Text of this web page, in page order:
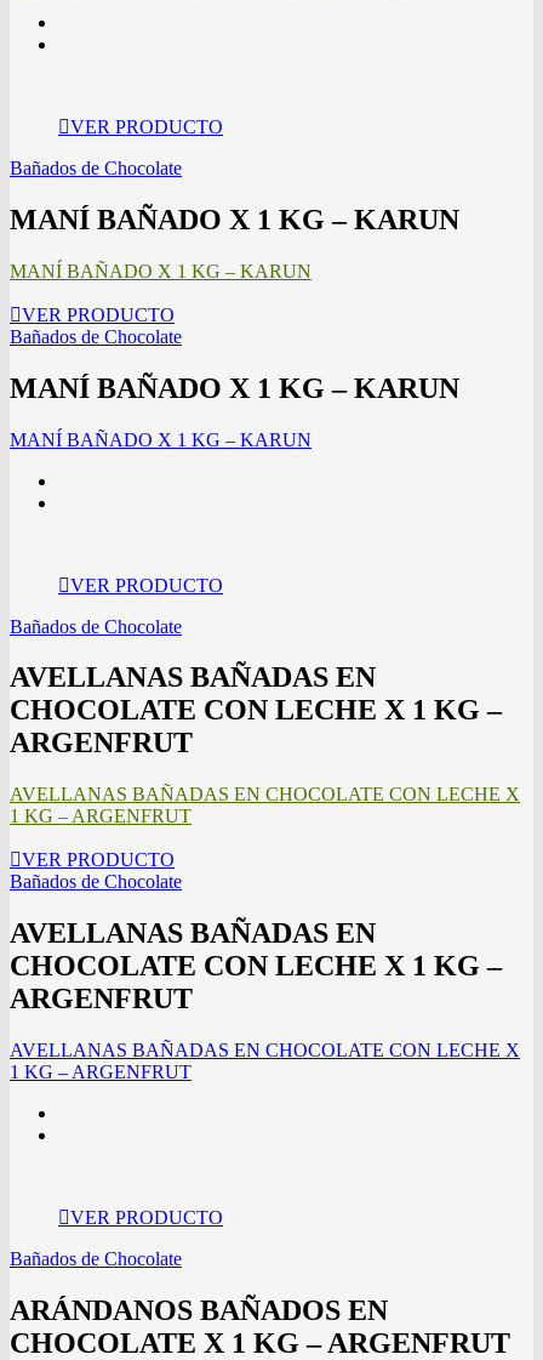
VER PRODUCTO
Bañados de Chocolate
MANÍ BAÑADO X 1 KG – KARUN
MANÍ BAÑADO X 1 KG – KARUN
VER PRODUCTO
Bañados de Chocolate
MANÍ BAÑADO X 1 KG – KARUN
MANÍ BAÑADO X 1 KG – KARUN
VER PRODUCTO
Bañados de Chocolate
AVELLANAS BAÑADAS EN
CHOCOLATE CON LECHE X 1 KG –
ARGENFRUT
AVELLANAS BAÑADAS EN CHOCOLATE CON LECHE X
1 KG – ARGENFRUT
VER PRODUCTO
Bañados de Chocolate
AVELLANAS BAÑADAS EN
CHOCOLATE CON LECHE X 1 KG –
ARGENFRUT
AVELLANAS BAÑADAS EN CHOCOLATE CON LECHE X
1 KG – ARGENFRUT
VER PRODUCTO
Bañados de Chocolate
ARÁNDANOS BAÑADOS EN
CHOCOLATE X 1 KG – ARGENFRUT